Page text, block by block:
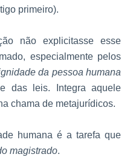
primeiro).
não explicitasse esse
especialmente pelos
da pessoa humana
das leis. Integra aquele
chama de metajurídicos.
humana é a tarefa que
magistrado.